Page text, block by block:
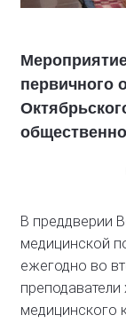
первичного
В преддверии
медицинской
ежегодно во
преподаватели
медицинского